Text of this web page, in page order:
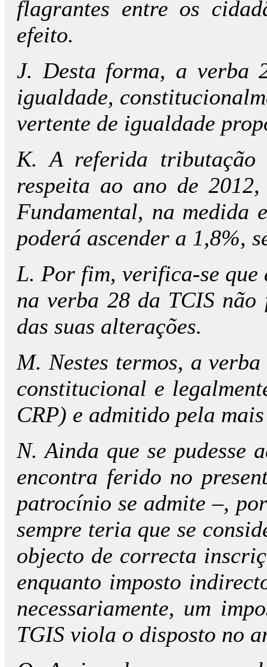
flagrantes entre os
efeito.
J. Desta forma, a verba
igualdade,
vertente de igualdade
K. A referida
respeita ao ano de
Fundamental, na medida
poderá ascender a 1,8%,
L. Por fim, verifica-se que
na verba 28 da TCIS
das suas alterações.
M. Nestes termos, a
constitucional e
CRP) e admitido pela
N. Ainda que se
encontra ferido no
patrocínio se admite –,
sempre teria que se
objecto de correcta
enquanto imposto
necessariamente, um
TGIS viola o disposto no